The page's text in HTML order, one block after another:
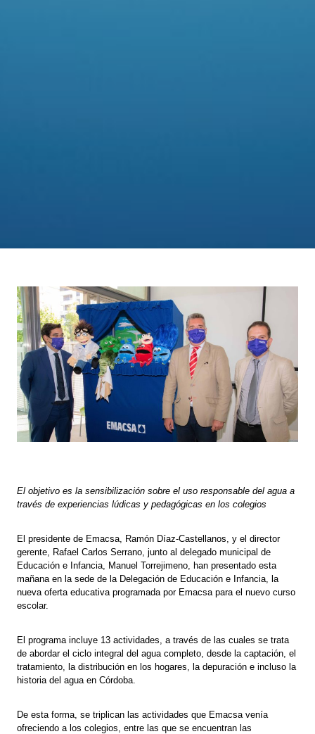
El objetivo es la sensibilización sobre el uso responsable del agua a
través de experiencias lúdicas y pedagógicas en los colegios
El presidente de Emacsa, Ramón Díaz-Castellanos, y el director
gerente, Rafael Carlos Serrano, junto al delegado municipal de
Educación e Infancia, Manuel Torrejimeno, han presentado esta
mañana en la sede de la Delegación de Educación e Infancia, la
nueva oferta educativa programada por Emacsa para el nuevo curso
escolar.
El programa incluye 13 actividades, a través de las cuales se trata
de abordar el ciclo integral del agua completo, desde la captación, el
tratamiento, la distribución en los hogares, la depuración e incluso la
historia del agua en Córdoba.
De esta forma, se triplican las actividades que Emacsa venía
ofreciendo a los colegios, entre las que se encuentran las